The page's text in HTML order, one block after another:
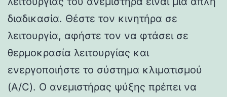
διαδικασία. Θέστε τον κινητήρα σε
λειτουργία, αφήστε τον να φτάσει σε
θερμοκρασία λειτουργίας και
ενεργοποιήστε το σύστημα κλιματισμού
(A/C). Ο ανεμιστήρας ψύξης πρέπει να